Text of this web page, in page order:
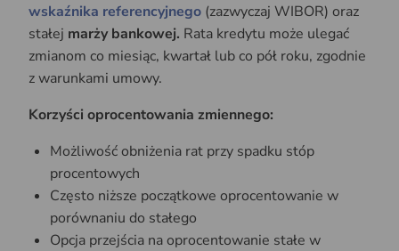
wskaźnika referencyjnego (zazwyczaj WIBOR) oraz
stałej marży bankowej. Rata kredytu może ulegać
zmianom co miesiąc, kwartał lub co pół roku, zgodnie
z warunkami umowy.
Korzyści oprocentowania zmiennego:
Możliwość obniżenia rat przy spadku stóp
procentowych
Często niższe początkowe oprocentowanie w
porównaniu do stałego
Opcja przejścia na oprocentowanie stałe w